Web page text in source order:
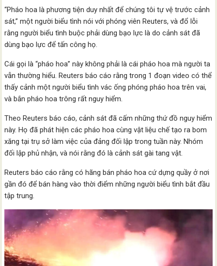
“Pháo hoa là phương tiện duy nhất để chúng tôi tự vệ trước cảnh
sát,” một người biểu tình nói với phóng viên Reuters, và đổ lỗi
rằng người biểu tình buộc phải dùng bạo lực là do cảnh sát đã
dùng bạo lực để tấn công họ.
Cái gọi là “pháo hoa” này không phải là cái pháo hoa mà người ta
vẫn thường hiểu. Reuters báo cáo rằng trong 1 đoạn video có thể
thấy cảnh một người biểu tình vác ống phóng pháo hoa trên vai,
và bắn pháo hoa trông rất nguy hiểm.
Theo Reuters báo cáo, cảnh sát đã cấm những thứ đồ nguy hiểm
này. Họ đã phát hiện các pháo hoa cùng vật liệu chế tạo ra bom
xăng tại trụ sở làm việc của đảng đối lập trong tuần này. Nhóm
đối lập phủ nhận, và nói rằng đó là cảnh sát gài tang vật.
Reuters báo cáo rằng có hãng bán pháo hoa cứ dựng quầy ở nơi
gần đó để bán hàng vào thời điểm những người biểu tình bắt đầu
tập trung.